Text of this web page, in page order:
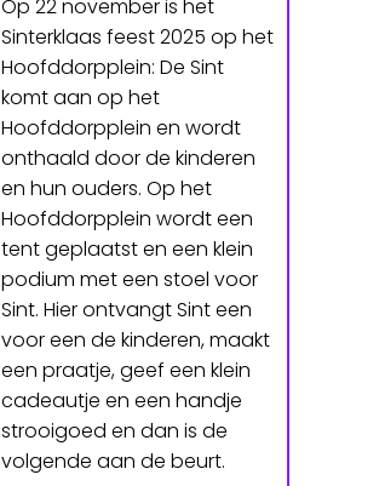
Op 22 november is het
Sinterklaas feest 2025 op het
Hoofddorpplein: De Sint
komt aan op het
Hoofddorpplein en wordt
onthaald door de kinderen
en hun ouders. Op het
Hoofddorpplein wordt een
tent geplaatst en een klein
podium met een stoel voor
Sint. Hier ontvangt Sint een
voor een de kinderen, maakt
een praatje, geef een klein
cadeautje en een handje
strooigoed en dan is de
volgende aan de beurt.